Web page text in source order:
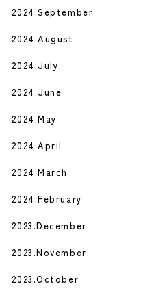
2024.September
2024.August
2024.July
2024.June
2024.May
2024.April
2024.March
2024.February
2023.December
2023.November
2023.October